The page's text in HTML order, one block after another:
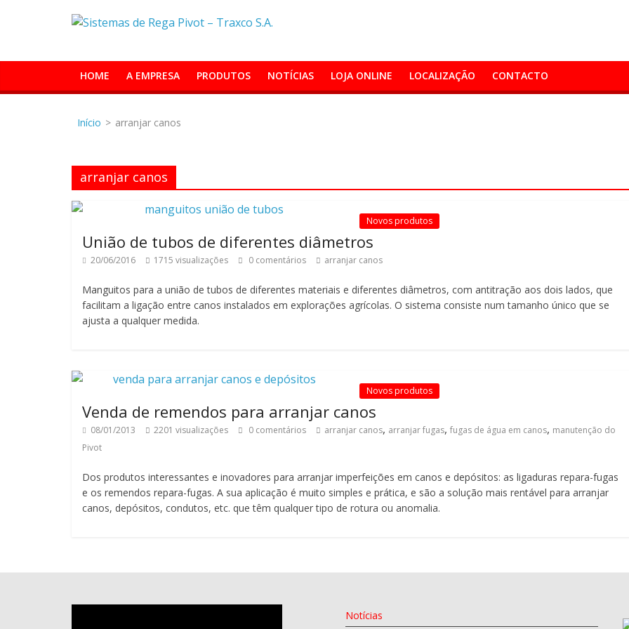
Sistemas
de
Rega
–
Traxco
S.A.
Sistemas
de
Rega
HOME A EMPRESA PRODUTOS NOTÍCIAS LOJA ONLINE LOCALIZAÇÃO CONTACTO
Início > arranjar canos
arranjar canos
Novos produtos
União de tubos de diferentes diâmetros
20/06/2016 1715 visualizações 0 comentários arranjar canos
Manguitos para a união de tubos de diferentes materiais e diferentes diâmetros, com antitração aos dois lados, que
facilitam a ligação entre canos instalados em explorações agrícolas. O sistema consiste num tamanho único que se
ajusta a qualquer medida.
Novos produtos
Venda de remendos para arranjar canos
08/01/2013 2201 visualizações 0 comentários arranjar canos, arranjar fugas, fugas de água em canos, manutenção do
Pivot
Dos produtos interessantes e inovadores para arranjar imperfeições em canos e depósitos: as ligaduras repara-fugas
e os remendos repara-fugas. A sua aplicação é muito simples e prática, e são a solução mais rentável para arranjar
canos, depósitos, condutos, etc. que têm qualquer tipo de rotura ou anomalia.
Notícias